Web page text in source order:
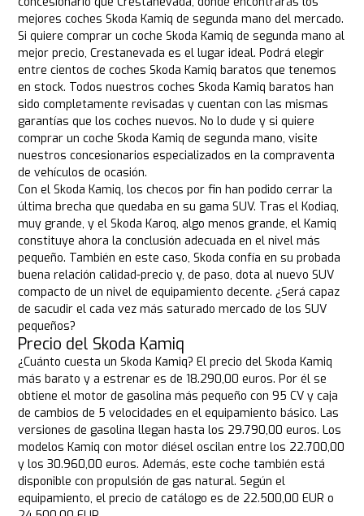
mejores coches Skoda Kamiq de segunda mano del mercado.
Si quiere comprar un coche Skoda Kamiq de segunda mano al
mejor precio, Crestanevada es el lugar ideal. Podrá elegir
entre cientos de coches Skoda Kamiq baratos que tenemos
en stock. Todos nuestros coches Skoda Kamiq baratos han
sido completamente revisadas y cuentan con las mismas
garantías que los coches nuevos. No lo dude y si quiere
comprar un coche Skoda Kamiq de segunda mano, visite
nuestros concesionarios especializados en la compraventa
de vehículos de ocasión.
Con el Skoda Kamiq, los checos por fin han podido cerrar la
última brecha que quedaba en su gama SUV. Tras el Kodiaq,
muy grande, y el Skoda Karoq, algo menos grande, el Kamiq
constituye ahora la conclusión adecuada en el nivel más
pequeño. También en este caso, Skoda confía en su probada
buena relación calidad-precio y, de paso, dota al nuevo SUV
compacto de un nivel de equipamiento decente. ¿Será capaz
de sacudir el cada vez más saturado mercado de los SUV
pequeños?
Precio del Skoda Kamiq
¿Cuánto cuesta un Skoda Kamiq? El precio del Skoda Kamiq
más barato y a estrenar es de 18.290,00 euros. Por él se
obtiene el motor de gasolina más pequeño con 95 CV y caja
de cambios de 5 velocidades en el equipamiento básico. Las
versiones de gasolina llegan hasta los 29.790,00 euros. Los
modelos Kamiq con motor diésel oscilan entre los 22.700,00
y los 30.960,00 euros. Además, este coche también está
disponible con propulsión de gas natural. Según el
equipamiento, el precio de catálogo es de 22.500,00 EUR o